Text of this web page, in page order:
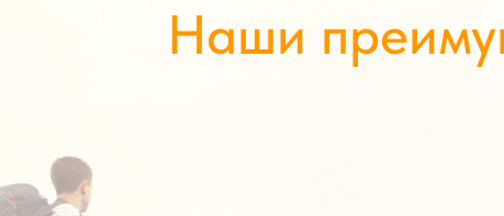
Наши